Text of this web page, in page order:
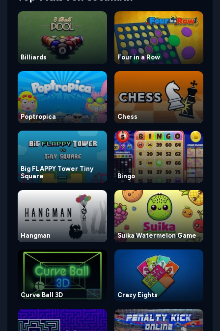
Billiards Four in a Row
Poptropica Chess
Big FLAPPY Tower Tiny
Square
Bingo
Hangman Suika Watermelon Game
Curve Ball 3D Crazy Eights